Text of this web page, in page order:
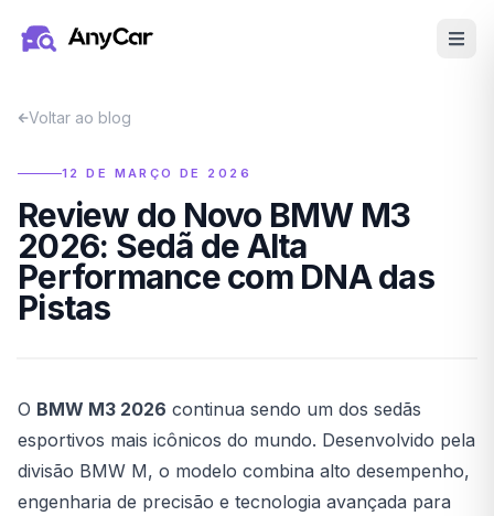
Voltar ao blog
12 DE MARÇO DE 2026
Review do Novo BMW M3
2026: Sedã de Alta
Performance com DNA das
Pistas
O BMW M3 2026 continua sendo um dos sedãs
esportivos mais icônicos do mundo. Desenvolvido pela
divisão BMW M, o modelo combina alto desempenho,
engenharia de precisão e tecnologia avançada para